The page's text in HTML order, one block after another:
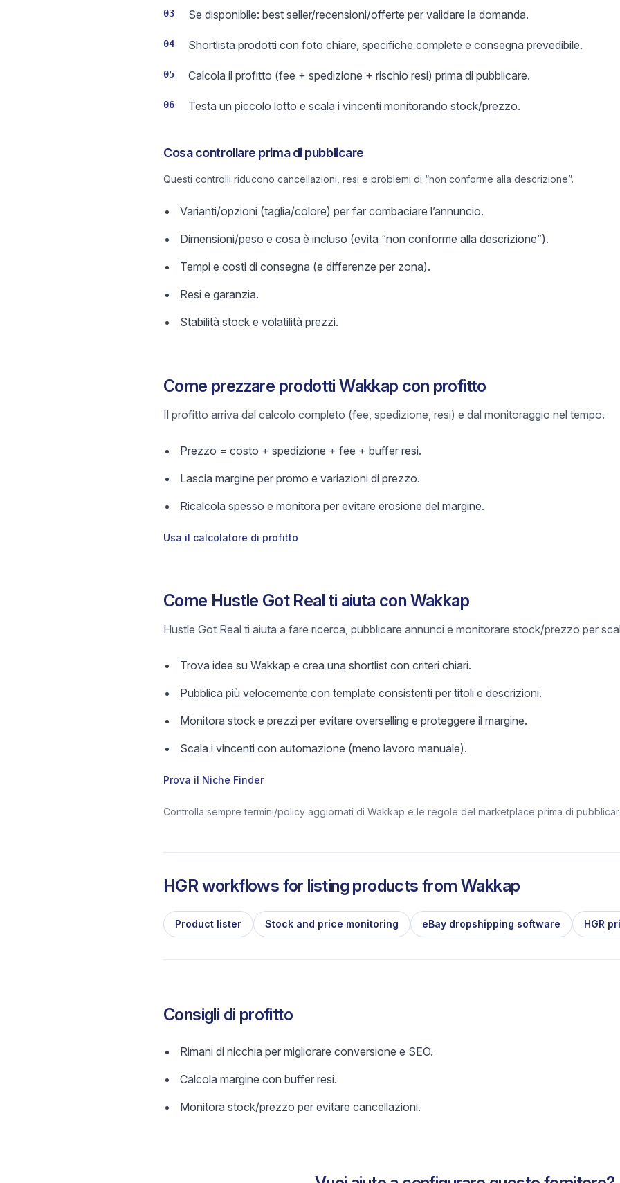
03 Se disponibile: best seller/recensioni/offerte per validare la domanda.
04 Shortlista prodotti con foto chiare, specifiche complete e consegna prevedibile.
05 Calcola il profitto (fee + spedizione + rischio resi) prima di pubblicare.
06 Testa un piccolo lotto e scala i vincenti monitorando stock/prezzo.
Cosa controllare prima di pubblicare
Questi controlli riducono cancellazioni, resi e problemi di “non conforme alla descrizione”.
Varianti/opzioni (taglia/colore) per far combaciare l’annuncio.
Dimensioni/peso e cosa è incluso (evita “non conforme alla descrizione”).
Tempi e costi di consegna (e differenze per zona).
Resi e garanzia.
Stabilità stock e volatilità prezzi.
Come prezzare prodotti Wakkap con profitto
Il profitto arriva dal calcolo completo (fee, spedizione, resi) e dal monitoraggio nel tempo.
Prezzo = costo + spedizione + fee + buffer resi.
Lascia margine per promo e variazioni di prezzo.
Ricalcola spesso e monitora per evitare erosione del margine.
Usa il calcolatore di profitto
Come Hustle Got Real ti aiuta con Wakkap
Hustle Got Real ti aiuta a fare ricerca, pubblicare annunci e monitorare stock/prezzo per
Trova idee su Wakkap e crea una shortlist con criteri chiari.
Pubblica più velocemente con template consistenti per titoli e descrizioni.
Monitora stock e prezzi per evitare overselling e proteggere il margine.
Scala i vincenti con automazione (meno lavoro manuale).
Prova il Niche Finder
Controlla sempre termini/policy aggiornati di Wakkap e le regole del marketplace prima di
HGR workflows for listing products from Wakkap
Product lister Stock and price monitoring eBay dropshipping software HGR
Consigli di profitto
Rimani di nicchia per migliorare conversione e SEO.
Calcola margine con buffer resi.
Monitora stock/prezzo per evitare cancellazioni.